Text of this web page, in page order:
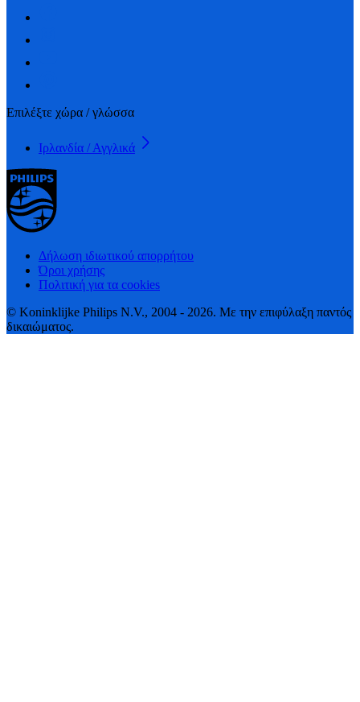
Επιλέξτε χώρα / γλώσσα
Ιρλανδία / Αγγλικά
Δήλωση ιδιωτικού απορρήτου
Όροι χρήσης
Πολιτική για τα cookies
© Koninklijke Philips N.V., 2004 - 2026. Με την επιφύλαξη παντός
δικαιώματος.